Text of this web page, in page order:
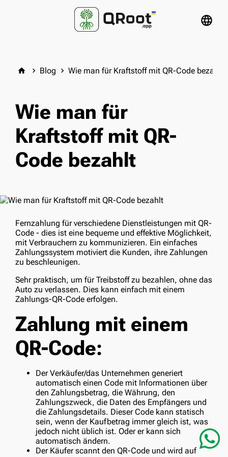
language
home keyboard_arrow_right Blog keyboard_arrow_right Wie man für Kraftstoff mit QR-Code bezahlt
Wie man für
Kraftstoff mit QR-
Code bezahlt
Fernzahlung für verschiedene Dienstleistungen mit QR-
Code - dies ist eine bequeme und effektive Möglichkeit,
mit Verbrauchern zu kommunizieren. Ein einfaches
Zahlungssystem motiviert die Kunden, ihre Zahlungen
zu beschleunigen.
Sehr praktisch, um für Treibstoff zu bezahlen, ohne das
Auto zu verlassen. Dies kann einfach mit einem
Zahlungs-QR-Code erfolgen.
Zahlung mit einem
QR-Code:
Der Verkäufer/das Unternehmen generiert
automatisch einen Code mit Informationen über
den Zahlungsbetrag, die Währung, den
Zahlungszweck, die Daten des Empfängers und
die Zahlungsdetails. Dieser Code kann statisch
sein, wenn der Kaufbetrag immer gleich ist, was
jedoch nicht üblich ist. Oder er kann sich
automatisch ändern.
Der Käufer scannt den QR-Code und wird auf